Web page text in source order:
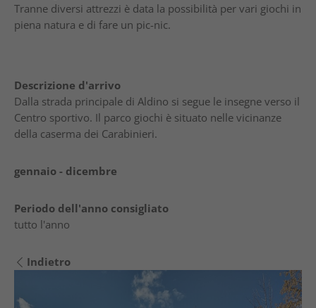
Tranne diversi attrezzi è data la possibilità per vari giochi in
piena natura e di fare un pic-nic.
Descrizione d'arrivo
Dalla strada principale di Aldino si segue le insegne verso il
Centro sportivo. Il parco giochi è situato nelle vicinanze
della caserma dei Carabinieri.
gennaio - dicembre
Periodo dell'anno consigliato
tutto l'anno
Indietro